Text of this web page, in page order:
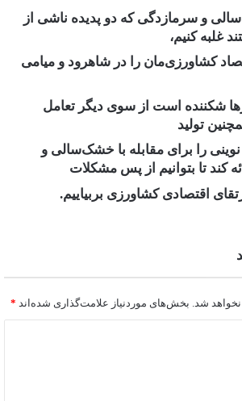
و سرمازدگی که دو پدیده ناشی از
غلبه کنیم،
کشاورزی‌مان را در شاهرود و میامی
شکننده است از سوی دیگر تعامل
تولید
را برای مقابله با خشک‌سالی و
کند تا بتوانیم از پس مشکلات
اقتصادی کشاورزی بربیاییم.
شد. بخش‌های موردنیاز علامت‌گذاری شده‌اند *